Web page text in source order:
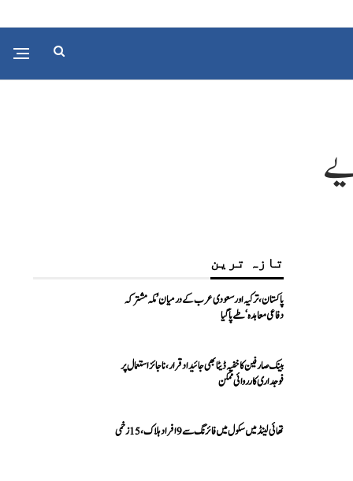
تازہ ترین
پاکستان، ترکیہ اور سعودی عرب کے درمیان ’مکہ مشترکہ
دفاعی معاہدہ‘ طے پا گیا
بینک صارفین کا خفیہ ڈیٹا بھی جائیداد قرار، ناجائز استعمال پر
فوجداری کارروائی ممکن
تھائی لینڈ میں سکول میں فائرنگ سے 9 افراد ہلاک، 15 زخمی